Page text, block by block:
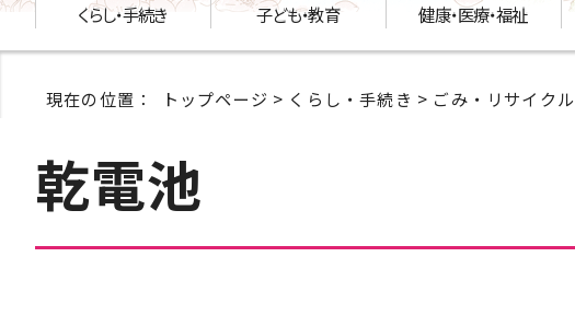
くらし・手続き 子ども・教育 健康・医療・福祉
現在の位置： トップページ > くらし・手続き > ごみ・リサイクル
乾電池